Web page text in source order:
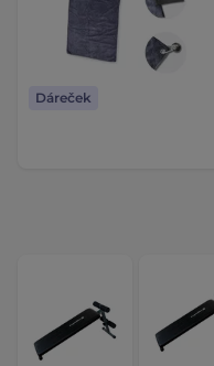
Dáreček